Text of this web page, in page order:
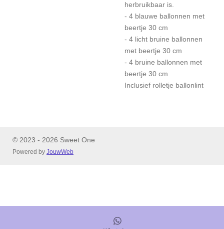
herbruikbaar is.
- 4 blauwe ballonnen met
beertje 30 cm
- 4 licht bruine ballonnen
met beertje 30 cm
- 4 bruine ballonnen met
beertje 30 cm
Inclusief rolletje ballonlint
© 2023 - 2026 Sweet One
Powered by JouwWeb